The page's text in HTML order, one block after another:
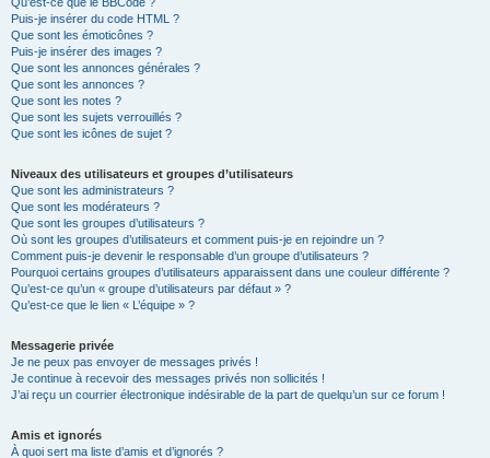
Puis-je insérer du code HTML ?
Que sont les émoticônes ?
Puis-je insérer des images ?
Que sont les annonces générales ?
Que sont les annonces ?
Que sont les notes ?
Que sont les sujets verrouillés ?
Que sont les icônes de sujet ?
Niveaux des utilisateurs et groupes d’utilisateurs
Que sont les administrateurs ?
Que sont les modérateurs ?
Que sont les groupes d’utilisateurs ?
Où sont les groupes d’utilisateurs et comment puis-je en rejoindre un ?
Comment puis-je devenir le responsable d’un groupe d’utilisateurs ?
Pourquoi certains groupes d’utilisateurs apparaissent dans une couleur différente ?
Qu’est-ce qu’un « groupe d’utilisateurs par défaut » ?
Qu’est-ce que le lien « L’équipe » ?
Messagerie privée
Je ne peux pas envoyer de messages privés !
Je continue à recevoir des messages privés non sollicités !
J’ai reçu un courrier électronique indésirable de la part de quelqu’un sur ce forum !
Amis et ignorés
À quoi sert ma liste d’amis et d’ignorés ?